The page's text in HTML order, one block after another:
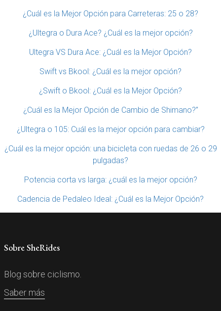
¿Cuál es la Mejor Opción para Carreteras: 25 o 28?
¿Ultegra o Dura Ace? ¿Cuál es la mejor opción?
Ultegra VS Dura Ace: ¿Cuál es la Mejor Opción?
Swift vs Bkool: ¿Cuál es la mejor opción?
¿Swift o Bkool: ¿Cuál es la Mejor Opción?
¿Cuál es la Mejor Opción de Cambio de Shimano?”
¿Ultegra o 105: Cuál es la mejor opción para cambiar?
¿Cuál es la mejor opción: una bicicleta con ruedas de 26 o 29
pulgadas?
Potencia corta vs larga: ¿cuál es la mejor opción?
Cadencia de Pedaleo Ideal: ¿Cuál es la Mejor Opción?
Sobre SheRides
Blog sobre ciclismo.
Saber más